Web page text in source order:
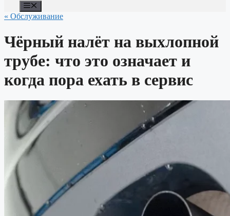
« Обслуживание
Чёрный налёт на выхлопной
трубе: что это означает и
когда пора ехать в сервис